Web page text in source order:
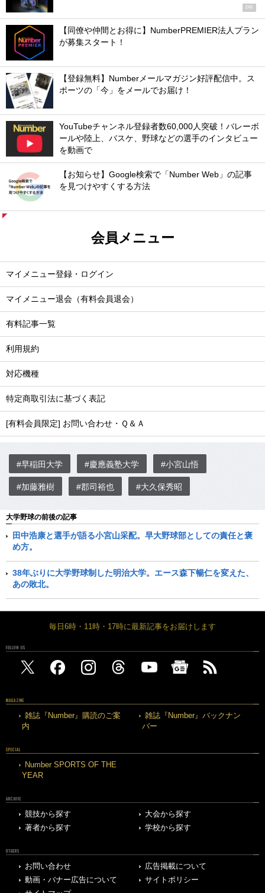
PR
【同僚や仲間とお得に】NumberPREMIER法人プラン
が募集スタート！
【登録無料】Numberメールマガジン好評配信中。ス
ポーツの「今」をメールでお届け！
YouTubeチャンネル登録者数60,000人突破！バレーボ
ールや陸上、バスケ、野球などの選手のインタビュー
を動画で
【お知らせ】Google検索で「Number Web」の記事
を見つけやすくする方法
会員メニュー
マイメニュー登録・ログイン
マイメニュー退会（有料会員退会）
有料記事一覧
利用規約
対応機種
特定商取引法に基づく表記
[有料会員限定] お問い合わせ・Ｑ＆Ａ
#早稲田大学 #慶應義塾大学 #小宮山悟
#加藤雅樹 #郡司裕也 #大久保秀昭
大学野球の前後の記事
田中浩康と選手が語る小宮山采配。早大野球部としての責任と褒
め方。
38年ぶりに大学野球制した明治大学。エース森下暢仁を変えた、
あの敗北。
毎日6時・11時・17時に最新記事をお届けします
FOLLOW US
MAGAZINE
雑誌『Number』購読のご案
内
雑誌『Number』バックナン
バー
SPECIAL
Number SPORTS OF THE
YEAR
ARCHIVE
競技から探す
大会から探す
著者から探す
学校から探す
OTHERS
お問い合わせ
広告掲載について
動画・バナー広告について
サイトポリシー